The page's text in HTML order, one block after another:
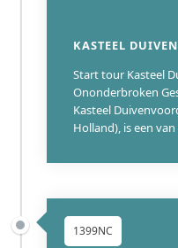
KASTEEL
Start tour Kasteel
Ononderbroken
Kasteel
Holland), is een
1399NC